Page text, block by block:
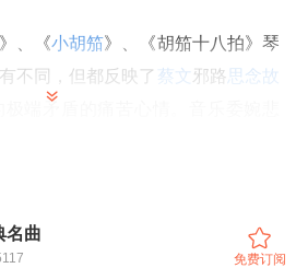
、《小胡笳》、《胡笳十八拍》琴
不同，但都反映了 蔡文 邪路 思念故
名曲
免费订阅